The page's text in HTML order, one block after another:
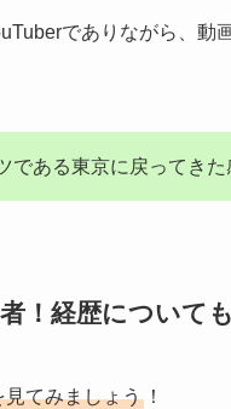
でありながら、動
である東京に戻ってきた
！経歴についても
てみましょう ！